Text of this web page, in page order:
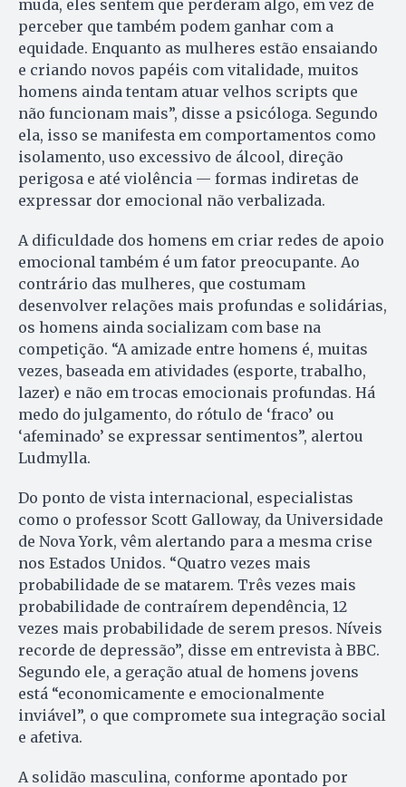
muda, eles sentem que perderam algo, em vez de
perceber que também podem ganhar com a
equidade. Enquanto as mulheres estão ensaiando
e criando novos papéis com vitalidade, muitos
homens ainda tentam atuar velhos scripts que
não funcionam mais”, disse a psicóloga. Segundo
ela, isso se manifesta em comportamentos como
isolamento, uso excessivo de álcool, direção
perigosa e até violência — formas indiretas de
expressar dor emocional não verbalizada.
A dificuldade dos homens em criar redes de apoio
emocional também é um fator preocupante. Ao
contrário das mulheres, que costumam
desenvolver relações mais profundas e solidárias,
os homens ainda socializam com base na
competição. “A amizade entre homens é, muitas
vezes, baseada em atividades (esporte, trabalho,
lazer) e não em trocas emocionais profundas. Há
medo do julgamento, do rótulo de ‘fraco’ ou
‘afeminado’ se expressar sentimentos”, alertou
Ludmylla.
Do ponto de vista internacional, especialistas
como o professor Scott Galloway, da Universidade
de Nova York, vêm alertando para a mesma crise
nos Estados Unidos. “Quatro vezes mais
probabilidade de se matarem. Três vezes mais
probabilidade de contraírem dependência, 12
vezes mais probabilidade de serem presos. Níveis
recorde de depressão”, disse em entrevista à BBC.
Segundo ele, a geração atual de homens jovens
está “economicamente e emocionalmente
inviável”, o que compromete sua integração social
e afetiva.
A solidão masculina, conforme apontado por